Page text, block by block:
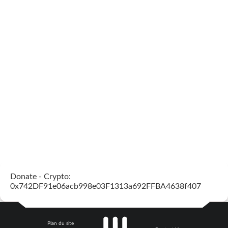
Donate - Crypto:
0x742DF91e06acb998e03F1313a692FFBA4638f407
Plan du site